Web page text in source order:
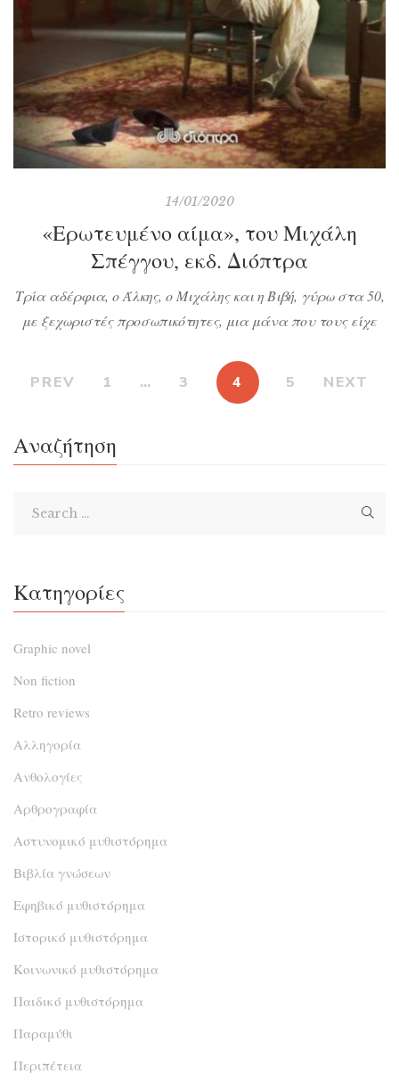
14/01/2020
«Ερωτευμένο αίμα», του Μιχάλη
Σπέγγου, εκδ. Διόπτρα
Τρία αδέρφια, ο Άλκης, ο Μιχάλης και η Βιβή, γύρω στα 50,
με ξεχωριστές προσωπικότητες, μια μάνα που τους είχε
πατέρα που πέθανε πριν γεννηθεί ο τελευταίος,
γνωρίζουν κάποια πράγματα για το παρελθόν τους, τα
μια δημοσιογραφική αποστολή στα […]
PREV 1 … 3 4 5 NEXT
Αναζήτηση
Κατηγορίες
Graphic novel
Non fiction
Retro reviews
Αλληγορία
Ανθολογίες
Αρθρογραφία
Αστυνομικό μυθιστόρημα
Βιβλία γνώσεων
Εφηβικό μυθιστόρημα
Ιστορικό μυθιστόρημα
Κοινωνικό μυθιστόρημα
Παιδικό μυθιστόρημα
Παραμύθι
Περιπέτεια